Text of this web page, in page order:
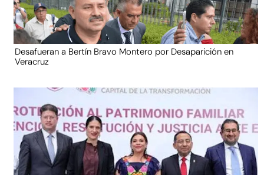
Desafueran a Bertín Bravo Montero por Desaparición en
Veracruz